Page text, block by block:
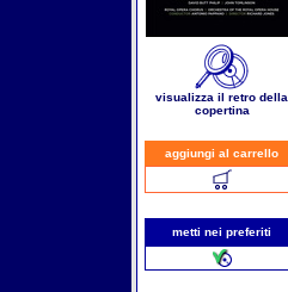
visualizza il retro della
copertina
aggiungi al carrello
metti nei preferiti